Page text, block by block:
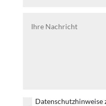
Datenschutzhinweise